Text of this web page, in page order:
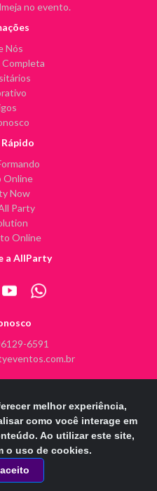
melhor experiência,
como você interage em
Ao utilizar este site,
o uso de cookies.
no evento.
Nós
Online
Now
Party
Online
a AllParty
6591
os direitos reservados
ARTS